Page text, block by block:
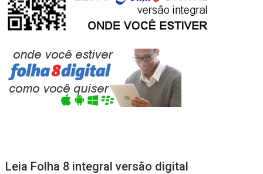
Leia Folha 8 integral versão digital